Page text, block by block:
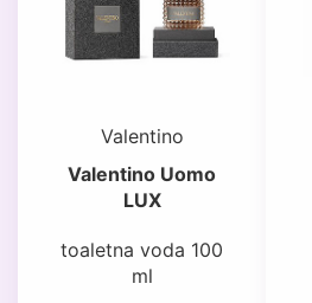
Valentino
Valentino Uomo
LUX
toaletna voda 100
ml